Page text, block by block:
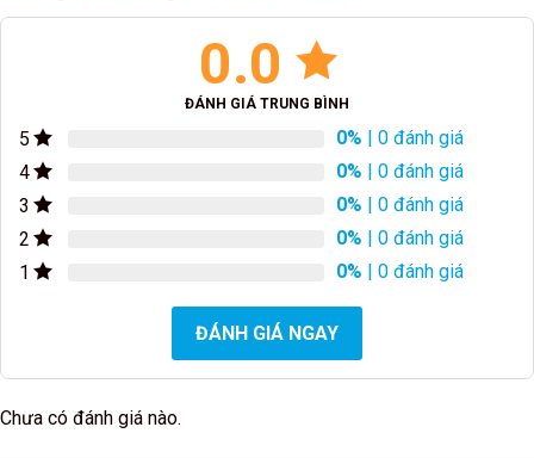
0.0
ĐÁNH GIÁ TRUNG BÌNH
5 0% | 0 đánh giá
4
0% | 0 đánh giá
3
0% | 0 đánh giá
2
0% | 0 đánh giá
1
0% | 0 đánh giá
ĐÁNH GIÁ NGAY
Chưa có đánh giá nào.